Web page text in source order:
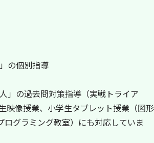
の個別指導
」の過去問対策指導（実戦トライア
映像授業、小学生タブレット授業（図形
ログラミング教室）にも対応していま